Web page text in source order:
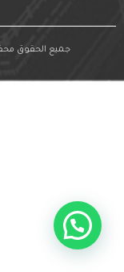
جميع الحقوق